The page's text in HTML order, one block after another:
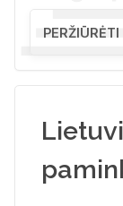
PERŽIŪRĖTI